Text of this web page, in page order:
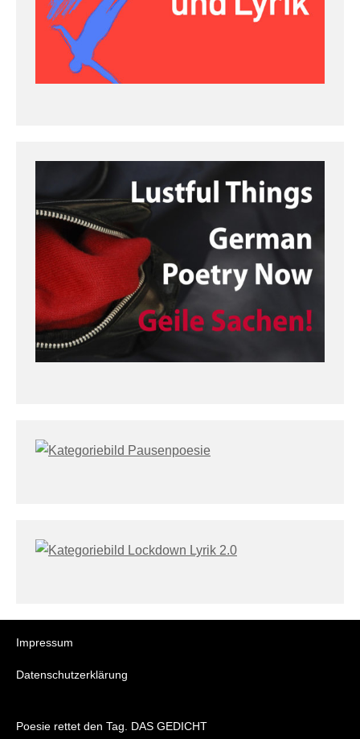
Impressum
Datenschutzerklärung
Poesie rettet den Tag. DAS GEDICHT